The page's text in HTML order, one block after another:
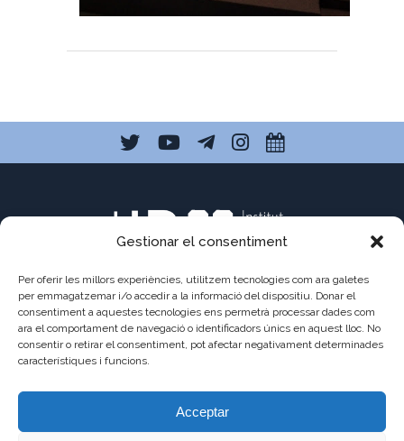
Gestionar el consentiment
Per oferir les millors experiències, utilitzem tecnologies com ara galetes
per emmagatzemar i/o accedir a la informació del dispositiu. Donar el
consentiment a aquestes tecnologies ens permetrà processar dades com
ara el comportament de navegació o identificadors únics en aquest lloc. No
consentir o retirar el consentiment, pot afectar negativament determinades
característiques i funcions.
Acceptar
C/ Pau Claris 121
08009 Barcelona
93 487 03 01